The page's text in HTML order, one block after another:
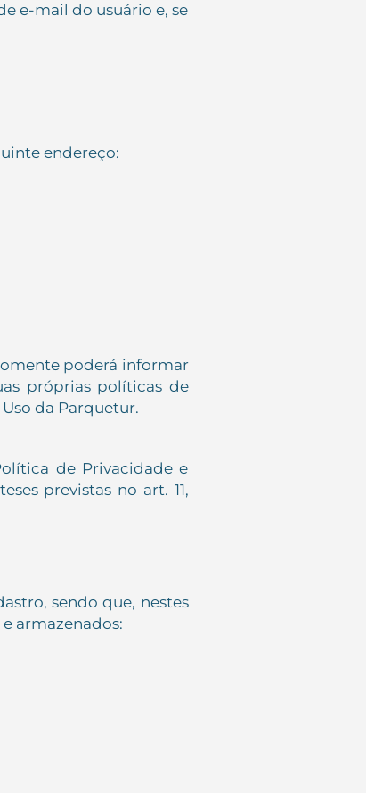
e-mail do usuário e, se
endereço:
poderá informar
próprias políticas de
da Parquetur.
de Privacidade e
previstas no art. 11,
sendo que, nestes
armazenados: